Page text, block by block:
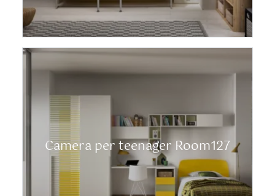
Camera per teenager Room127